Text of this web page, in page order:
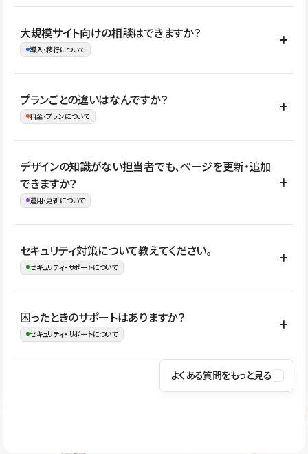
はい。既存サイトの構成やコンテンツ、URLを整理したうえで、
Studio上に再構築する形で移行できます。 WordPressの場合は、
イト全体のデザインや設定がそのまま移行されるわけではないた
め、移行後にページ構成やデザイン、CMS設計、URL・リダイレク
大規模サイト向けの相談はできますか？
導入・移行について
はい。アクセス規模が大きいサイトや、複数部門での運用、権限管
理、セキュリティ確認、既存システムとの連携など、個別の要件が
ない段階でも、お問い合わせください。
お問合せはこちら
プランごとの違いはなんですか？
料金・プランについて
公開ページ数、バージョン履歴の期間、CMS利用数の上限、権限
管理の有無などがプランごとに異なります。詳しくは料金プランペ
ージをご覧ください。
デザインの知識がない担当者でも、ページを更新・追加
できますか？
運用・更新について
はい。CMSやコンポーネントを活用して更新範囲を設計しておく
ことで、デザインを崩しにくい状態で運用できます。 さらにコン
ながらレイアウトに影響を与えずに更新作業を進めやすくなりま
す。
セキュリティ対策について教えてください。
セキュリティ・サポートについて
Studioでは、公開サイトやサービスを安全に利用できるよう、通信
の暗号化、データ保護、アクセス管理、脆弱性対策など、複数の観
はSSL/TLSによる通信暗号化に対応しており、悪質なスクリプトの
困ったときのサポートはありますか？
セキュリティ・サポートについて
操作方法や機能については、ヘルプセンターでご確認いただけま
よくある質問をもっと見る